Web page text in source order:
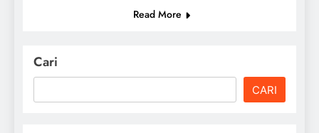
Read More
Cari
CARI